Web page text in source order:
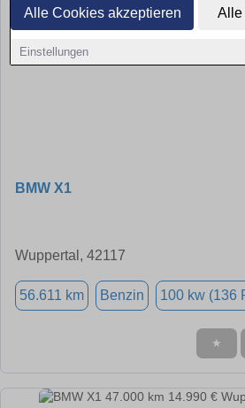
Alle Cookies akzeptieren Alle
Einstellungen
BMW X1
Wuppertal, 42117
56.611 km Benzin 100 kw (136
★